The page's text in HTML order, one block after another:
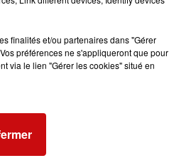
finalités et/ou partenaires dans "Gérer
préférences ne s'appliqueront que pour
via le lien "Gérer les cookies" situé en